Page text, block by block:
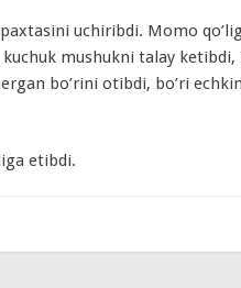
uchiribdi. Momo
mushukni talay ketibdi,
bo’rini otibdi, bo’ri
etibdi.